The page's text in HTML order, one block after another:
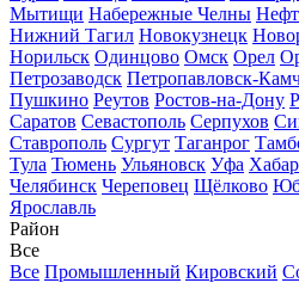
Мытищи Набережные Челны
Нижний Тагил Новокузнецк
Норильск Одинцово Омск Орел
Петрозаводск Петропавловск-
Пушкино Реутов Ростов-на-Дону
Саратов Севастополь Серпухов
Ставрополь Сургут Таганрог
Тула Тюмень Ульяновск Уфа
Челябинск Череповец Щёлково
Ярославль
Район
Все
Все Промышленный Кировский